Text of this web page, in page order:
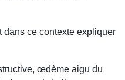
dans ce contexte expliquer
œdème aigu du